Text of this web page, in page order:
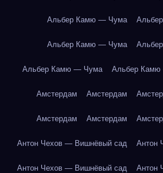
Альбер Камю — Чума
Альбер Камю — Чума
Альбер Камю — Чума Альбер
Амстердам Амстердам
Амстердам Амстердам
Антон Чехов — Вишнёвый сад Антон
Антон Чехов — Вишнёвый сад Антон